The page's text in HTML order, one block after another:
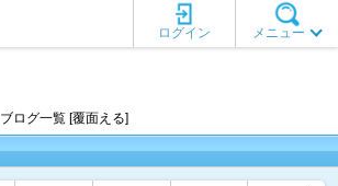
メニュー
ログイン
ブログ一覧 [覆面える]